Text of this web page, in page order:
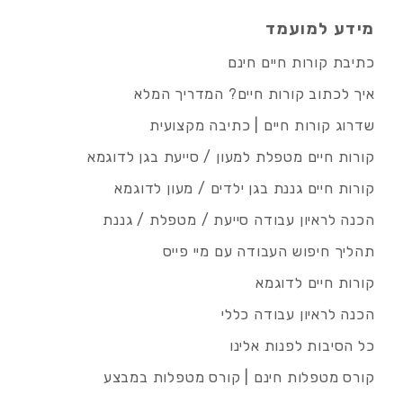
מידע למועמד
כתיבת קורות חיים חינם
איך לכתוב קורות חיים? המדריך המלא
שדרוג קורות חיים | כתיבה מקצועית
קורות חיים מטפלת למעון / סייעת בגן לדוגמא
קורות חיים גננת בגן ילדים / מעון לדוגמא
הכנה לראיון עבודה סייעת / מטפלת / גננת
תהליך חיפוש העבודה עם מיי פייס
קורות חיים לדוגמא
הכנה לראיון עבודה כללי
כל הסיבות לפנות אלינו
קורס מטפלות חינם | קורס מטפלות במבצע